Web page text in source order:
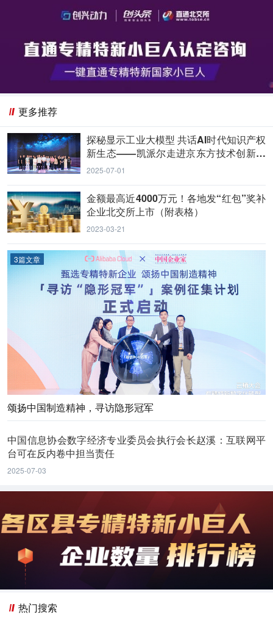
更多推荐
探秘显示工业大模型 共话AI时代知识产权
新生态——凯派尔走进京东方技术创新中
心
2025-07-01
金额最高近4000万元！各地发“红包”奖补
企业北交所上市（附表格）
2023-03-21
3篇文章
颂扬中国制造精神，寻访隐形冠军
中国信息协会数字经济专业委员会执行会长赵溪：互联网平
台可在反内卷中担当责任
2025-07-03
热门搜索